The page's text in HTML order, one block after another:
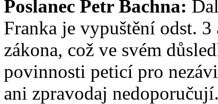
Poslanec Petr Bachna:
Franka je vypuštění odst.
zákona, což ve svém
povinnosti peticí pro
ani zpravodaj